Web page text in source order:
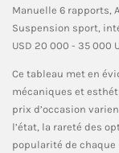
Manuelle 6 rapports,
Suspension sport,
USD 20 000 - 35 000
Ce tableau met en
mécaniques et
prix d’occasion
l’état, la rareté des
popularité de